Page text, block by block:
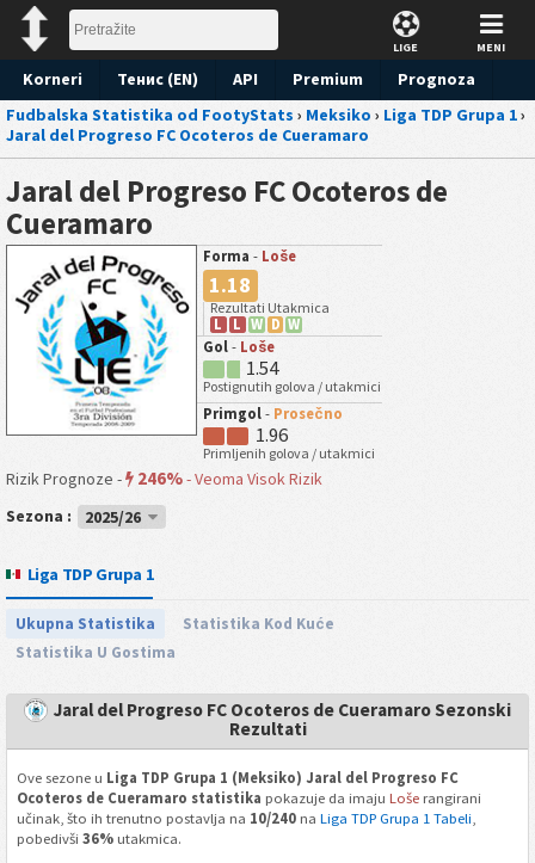
LIGE MENI
Korneri Тенис (EN) API Premium
Prognoza
Fudbalska Statistika od FootyStats › Meksiko › Liga TDP Grupa 1›
Jaral del Progreso FC Ocoteros de Cueramaro
Jaral del Progreso FC Ocoteros de
Cueramaro
Forma - Loše
1.18
Rezultati Utakmica
L
L W D W
Gol - Loše
1.54
Postignutih golova / utakmici
Primgol - Prosečno
1.96
Primljenih golova / utakmici
Rizik Prognoze - 246%-Veoma Visok Rizik
Sezona :
2025/26
Liga TDP Grupa 1
Ukupna Statistika
Statistika Kod Kuće
Statistika U Gostima
Jaral del Progreso FC Ocoteros de Cueramaro Sezonski
Rezultati
Ove sezone u Liga TDP Grupa 1 (Meksiko) Jaral del Progreso FC
Ocoteros de Cueramaro statistika pokazuje da imaju Lošerangirani
učinak, što ih trenutno postavlja na 10/240na Liga TDP Grupa 1 Tabeli,
pobedivši 36%utakmica.